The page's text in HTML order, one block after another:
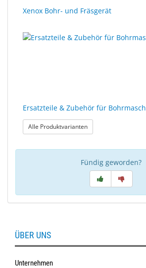
Xenox Bohr- und Fräsgerät
Ersatzteile & Zubehör für
Alle Produktvarianten: Ersatzteile &
Fündig geworden?
ÜBER UNS
Unternehmen